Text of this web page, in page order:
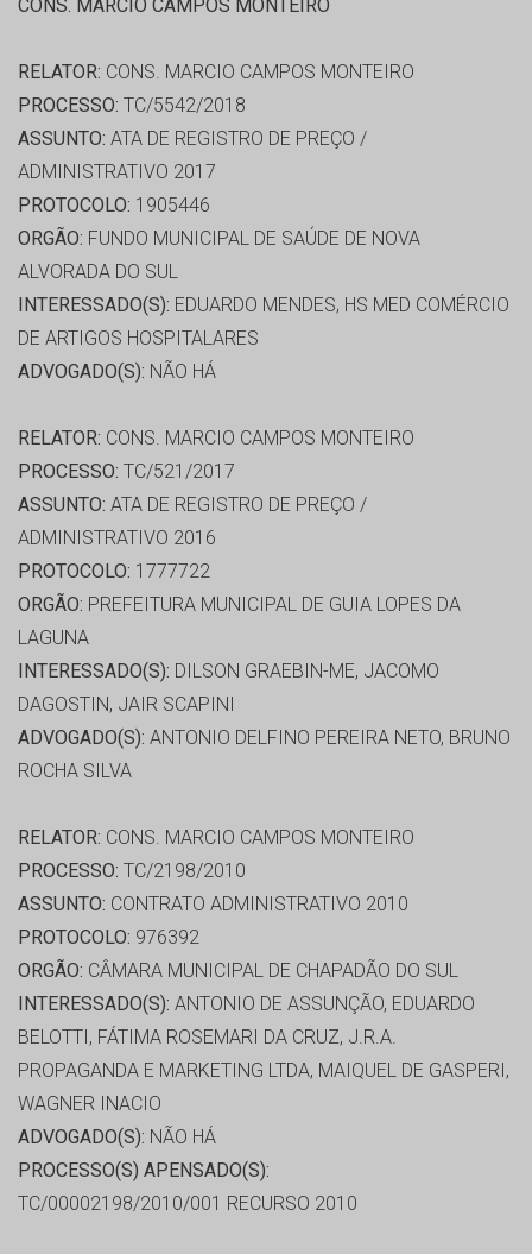
CONS. MARCIO CAMPOS MONTEIRO
RELATOR: CONS. MARCIO CAMPOS MONTEIRO
PROCESSO: TC/5542/2018
ASSUNTO: ATA DE REGISTRO DE PREÇO /
ADMINISTRATIVO 2017
PROTOCOLO: 1905446
ORGÃO: FUNDO MUNICIPAL DE SAÚDE DE NOVA
ALVORADA DO SUL
INTERESSADO(S): EDUARDO MENDES, HS MED COMÉRCIO
DE ARTIGOS HOSPITALARES
ADVOGADO(S): NÃO HÁ
RELATOR: CONS. MARCIO CAMPOS MONTEIRO
PROCESSO: TC/521/2017
ASSUNTO: ATA DE REGISTRO DE PREÇO /
ADMINISTRATIVO 2016
PROTOCOLO: 1777722
ORGÃO: PREFEITURA MUNICIPAL DE GUIA LOPES DA
LAGUNA
INTERESSADO(S): DILSON GRAEBIN-ME, JACOMO
DAGOSTIN, JAIR SCAPINI
ADVOGADO(S): ANTONIO DELFINO PEREIRA NETO, BRUNO
ROCHA SILVA
RELATOR: CONS. MARCIO CAMPOS MONTEIRO
PROCESSO: TC/2198/2010
ASSUNTO: CONTRATO ADMINISTRATIVO 2010
PROTOCOLO: 976392
ORGÃO: CÂMARA MUNICIPAL DE CHAPADÃO DO SUL
INTERESSADO(S): ANTONIO DE ASSUNÇÃO, EDUARDO
BELOTTI, FÁTIMA ROSEMARI DA CRUZ, J.R.A.
PROPAGANDA E MARKETING LTDA, MAIQUEL DE GASPERI,
WAGNER INACIO
ADVOGADO(S): NÃO HÁ
PROCESSO(S) APENSADO(S):
TC/00002198/2010/001 RECURSO 2010